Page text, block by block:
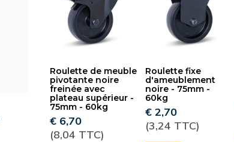
Roulette de meuble
pivotante noire
freinée avec
plateau supérieur -
75mm - 60kg
€ 6,70
(8,04 TTC)
Roulette fixe
d'ameublement
noire - 75mm -
60kg
€ 2,70
(3,24 TTC)